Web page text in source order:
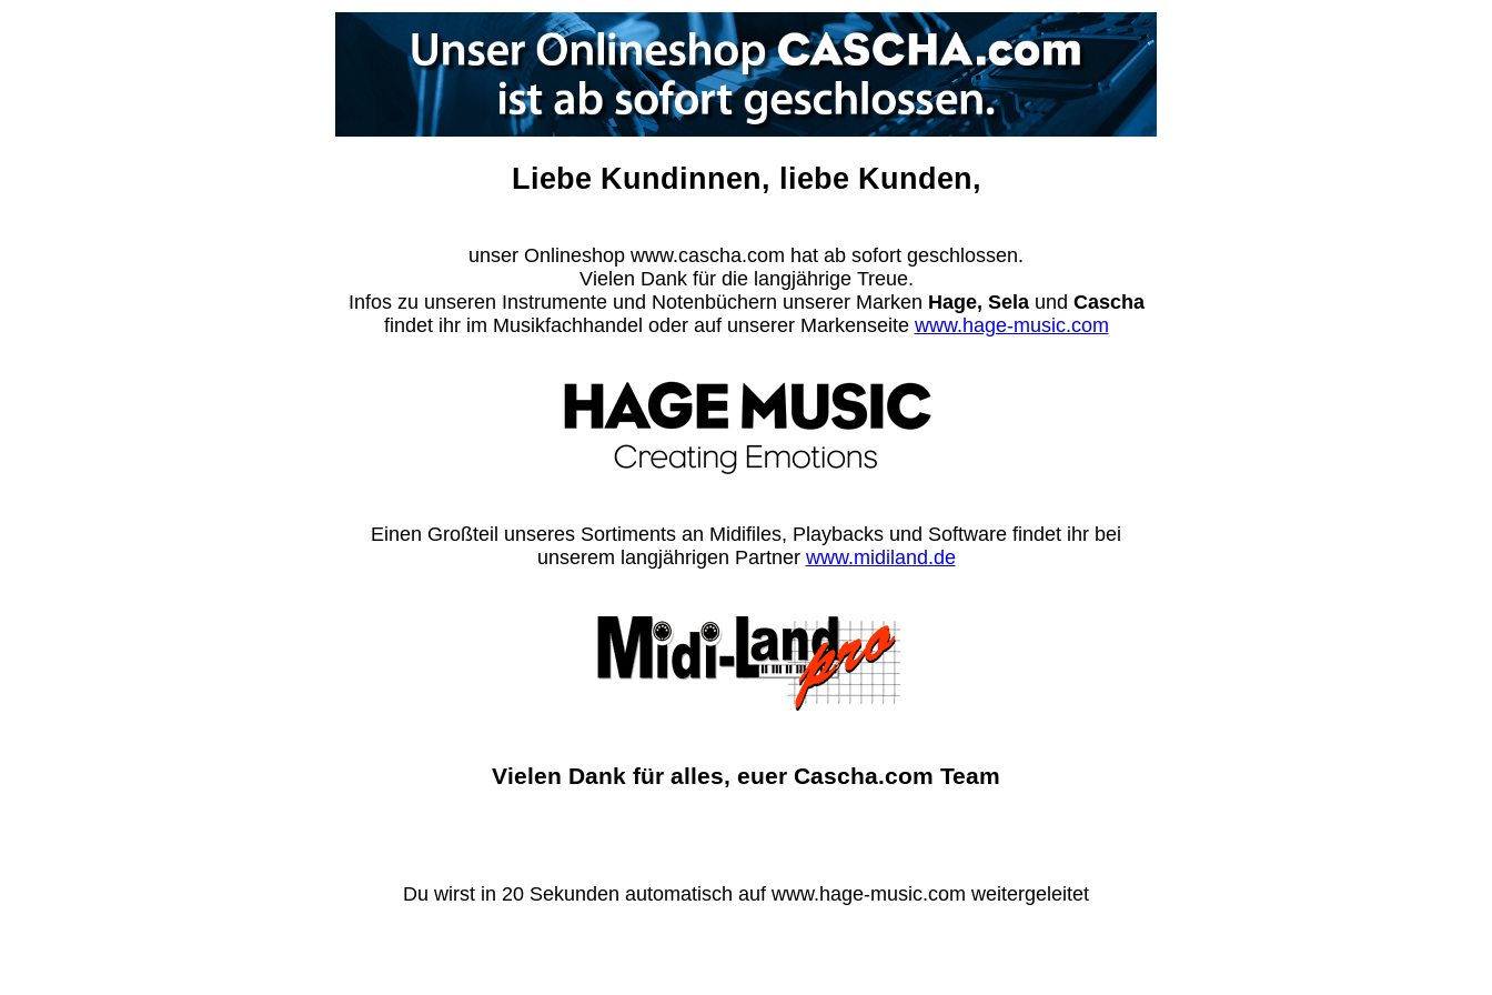
Liebe Kundinnen, liebe Kunden,
unser Onlineshop www.cascha.com hat ab sofort geschlossen.
Vielen Dank für die langjährige Treue.
Infos zu unseren Instrumente und Notenbüchern unserer Marken Hage, Selaund Cascha
findet ihr im Musikfachhandel oder auf unserer Markenseite www.hage-music.com
Einen Großteil unseres Sortiments an Midifiles, Playbacks und Software findet ihr bei
unserem langjährigen Partner www.midiland.de
Vielen Dank für alles, euer Cascha.com Team
Du wirst in 20 Sekunden automatisch auf www.hage-music.com weitergeleitet